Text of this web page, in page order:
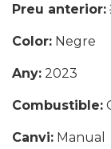
Preu anterior:
Color: Negre
Any: 2023
Combustible:
Canvi: Manual